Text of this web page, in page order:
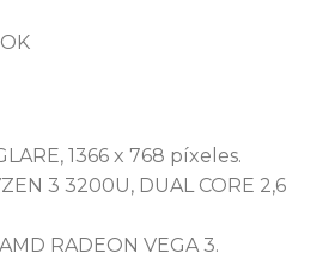
1366 x 768 píxeles.
3 3200U, DUAL CORE 2,6
RADEON VEGA 3.